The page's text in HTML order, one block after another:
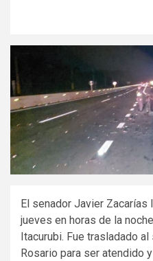
El senador Javier
jueves en horas de la
Itacurubi. Fue trasladado
Rosario para ser atendido